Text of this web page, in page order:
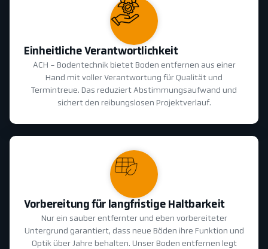
Einheitliche Verantwortlichkeit
ACH - Bodentechnik bietet Boden entfernen aus einer
Hand mit voller Verantwortung für Qualität und
Termintreue. Das reduziert Abstimmungsaufwand und
sichert den reibungslosen Projektverlauf.
Vorbereitung für langfristige Haltbarkeit
Nur ein sauber entfernter und eben vorbereiteter
Untergrund garantiert, dass neue Böden ihre Funktion und
Optik über Jahre behalten. Unser Boden entfernen legt